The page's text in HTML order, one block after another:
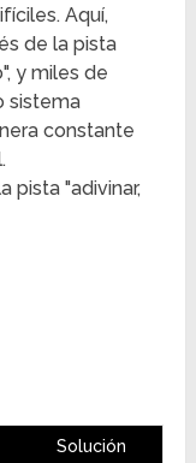
Aquí,
de la pista
y miles de
sistema
constante
pista "adivinar,
Solución